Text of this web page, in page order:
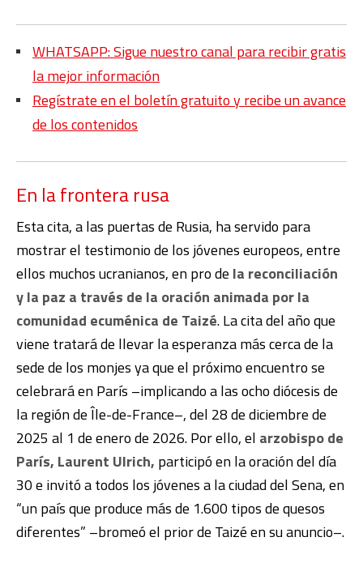
WHATSAPP: Sigue nuestro canal para recibir gratis
la mejor información
Regístrate en el boletín gratuito y recibe un avance
de los contenidos
En la frontera rusa
Esta cita, a las puertas de Rusia, ha servido para
mostrar el testimonio de los jóvenes europeos, entre
ellos muchos ucranianos, en pro de la reconciliación
y la paz a través de la oración animada por la
comunidad ecuménica de Taizé. La cita del año que
viene tratará de llevar la esperanza más cerca de la
sede de los monjes ya que el próximo encuentro se
celebrará en París –implicando a las ocho diócesis de
la región de Île-de-France–, del 28 de diciembre de
2025 al 1 de enero de 2026. Por ello, el arzobispo de
París, Laurent Ulrich, participó en la oración del día
30 e invitó a todos los jóvenes a la ciudad del Sena, en
“un país que produce más de 1.600 tipos de quesos
diferentes” –bromeó el prior de Taizé en su anuncio–.